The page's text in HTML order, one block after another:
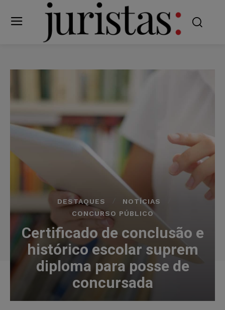
DESTAQUES
NOTÍCIAS
CONCURSO PÚBLICO
Certificado de conclusão e
histórico escolar suprem
diploma para posse de
concursada